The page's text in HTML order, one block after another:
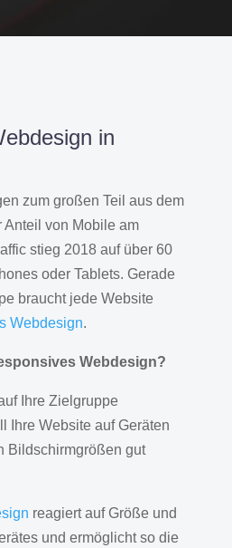
in
zum großen Teil aus dem
Anteil von Mobile am
stieg 2018 auf über 60
oder Tablets. Gerade
braucht jede Website
Webdesign.
Webdesign?
Ihre Zielgruppe
Ihre Website auf Geräten
Bildschirmgrößen gut
reagiert auf Größe und
und ermöglicht so die